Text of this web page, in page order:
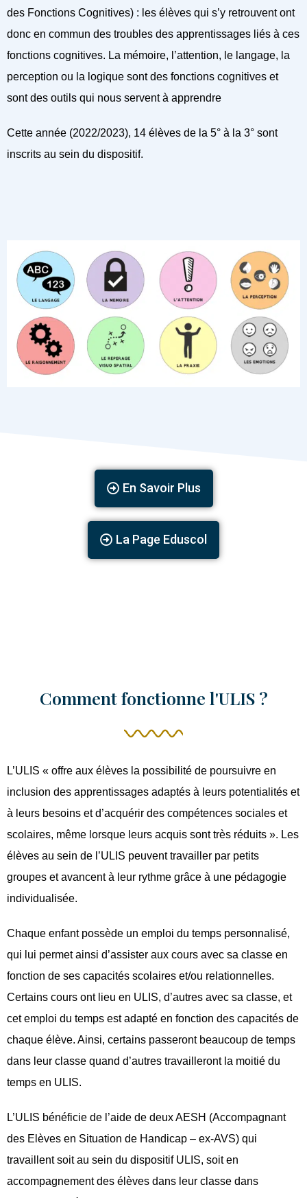
des Fonctions Cognitives) : les élèves qui s’y retrouvent ont
donc en commun des troubles des apprentissages liés à ces
fonctions cognitives. La mémoire, l’attention, le langage, la
perception ou la logique sont des fonctions cognitives et
sont des outils qui nous servent à apprendre
Cette année (2022/2023), 14 élèves de la 5° à la 3° sont
inscrits au sein du dispositif.
En Savoir Plus
La Page Eduscol
Comment fonctionne l'ULIS ?
L’ULIS « offre aux élèves la possibilité de poursuivre en
inclusion des apprentissages adaptés à leurs potentialités et
à leurs besoins et d’acquérir des compétences sociales et
scolaires, même lorsque leurs acquis sont très réduits ». Les
élèves au sein de l’ULIS peuvent travailler par petits
groupes et avancent à leur rythme grâce à une pédagogie
individualisée.
Chaque enfant possède un emploi du temps personnalisé,
qui lui permet ainsi d’assister aux cours avec sa classe en
fonction de ses capacités scolaires et/ou relationnelles.
Certains cours ont lieu en ULIS, d’autres avec sa classe, et
cet emploi du temps est adapté en fonction des capacités de
chaque élève. Ainsi, certains passeront beaucoup de temps
dans leur classe quand d’autres travailleront la moitié du
temps en ULIS.
L’ULIS bénéficie de l’aide de deux AESH (Accompagnant
des Elèves en Situation de Handicap – ex-AVS) qui
travaillent soit au sein du dispositif ULIS, soit en
accompagnement des élèves dans leur classe dans